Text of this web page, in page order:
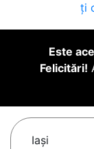
ți
Este
Felicitări!
Iaşi